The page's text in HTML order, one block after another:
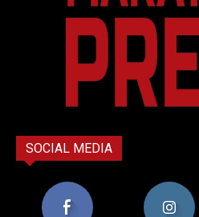
SOCIAL MEDIA